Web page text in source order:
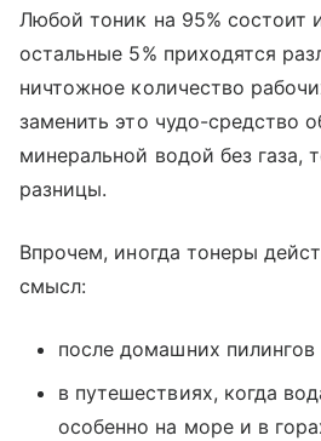
Любой тоник на 95% состоит
остальные 5% приходятся
ничтожное количество
заменить это чудо-средство
минеральной водой без газа,
разницы.
Впрочем, иногда тонеры
смысл:
после домашних
в путешествиях, когда
особенно на море и в